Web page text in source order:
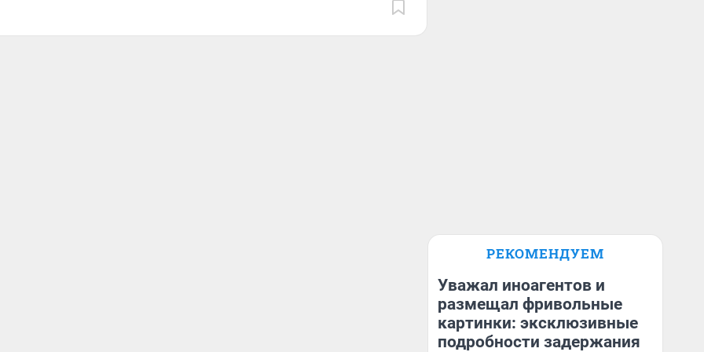
РЕКОМЕНДУЕМ
Уважал иноагентов и
размещал фривольные
картинки: эксклюзивные
подробности задержания